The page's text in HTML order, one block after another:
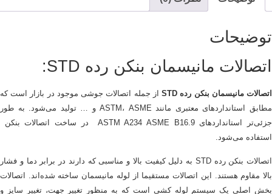
توضیحات
اتصالات مانیسمان بنکن رده STD:
اتصالات مانیسمان بنکن رده STD
از جمله اتصالات جوشی موجود در بازار است که
مطابق استانداردهای معتبری مانند ASTM، ASME و … تولید می‌شود. به طور
جزئی‌تر استانداردهای ASTM A234 ASME B16.9 در ساخت اتصالات بنکن
استفاده می‌شود.
اتصالات بنکن رده STD به دلیل کیفیت بالا و مناسبی که دارند در برابر دما و فشار
بالا مقاوم هستند. این اتصالات مستقیما از لوله مانیسمان ساخته شده‌اند. اتصالات
بخش اصلی یک سیستم لوله کشی است که به منظور تغییر جهت، تغییر سایز و